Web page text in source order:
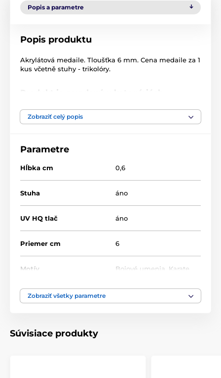
Popis a parametre
Popis produktu
Akrylátová medaile. Tloušťka 6 mm. Cena medaile za 1
kus včetně stuhy - trikolóry.
Produkt je zaradený v kategóriách
Bojová umenie
Zobraziť celý popis
Parametre
Hĺbka cm 0,6
Stuha áno
UV HQ tlač áno
Priemer cm 6
Motív Bojové umenia Karate
Typ ocenenia
Zobraziť všetky parametre
Súvisiace produkty